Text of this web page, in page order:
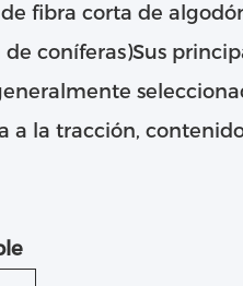
fibra corta de
coníferas)Sus
a la tracción,